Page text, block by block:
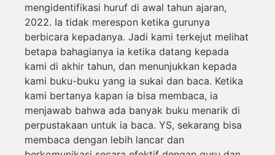
mengidentifikasi huruf di awal tahun ajaran,
2022. Ia tidak merespon ketika gurunya
berbicara kepadanya. Jadi kami terkejut melihat
betapa bahagianya ia ketika datang kepada
kami di akhir tahun, dan menunjukkan kepada
kami buku-buku yang ia sukai dan baca. Ketika
kami bertanya kapan ia bisa membaca, ia
menjawab bahwa ada banyak buku menarik di
perpustakaan untuk ia baca. YS, sekarang bisa
membaca dengan lebih lancar dan